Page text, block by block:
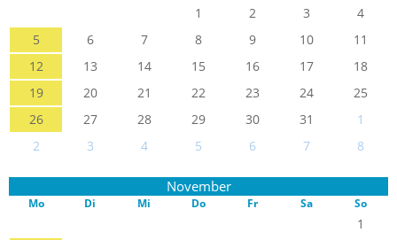
1 2 3
4
5
6 7 8 9 10
11
12
13 14 15 16 17
18
19
20 21 22 23 24
25
26
27 28 29 30 31
1
2
3 4 5 6 7 8
November
Mo Di Mi Do Fr Sa So
1